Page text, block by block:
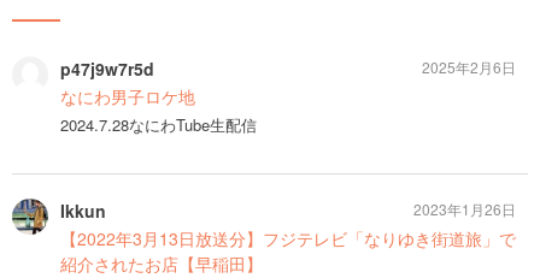
p47j9w7r5d
なにわ男子ロケ地
2024.7.28なにわTube生配信
2025年2月6日
Ikkun
【2022年3月13日放送分】フジテレビ「なりゆき街道旅」で
紹介されたお店【早稲田】
2023年1月26日